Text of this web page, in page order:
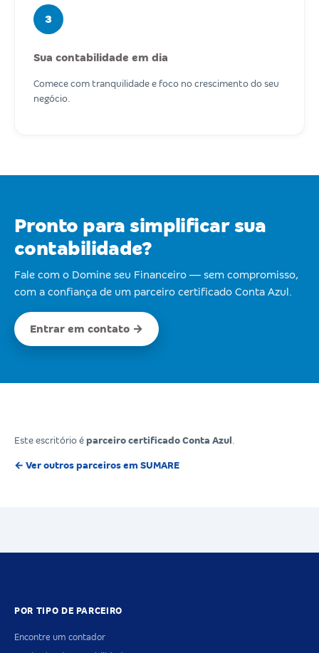
3
Sua contabilidade em dia
Comece com tranquilidade e foco no crescimento do seu
negócio.
Pronto para simplificar sua
contabilidade?
Fale com o Domine seu Financeiro — sem compromisso,
com a confiança de um parceiro certificado Conta Azul.
Entrar em contato →
Este escritório é parceiro certificado Conta Azul
← Ver outros parceiros em SUMARE
POR TIPO DE PARCEIRO
Encontre um contador